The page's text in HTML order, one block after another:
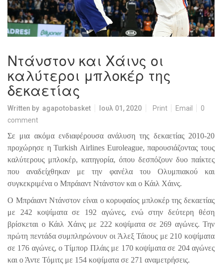
Ντάνστον και Χάινς οι
καλύτεροι μπλοκέρ της
δεκαετίας
Written by agapotobasket Ιουλ 01, 2020 Print Email
0
comment
Σε μια ακόμα ενδιαφέρουσα ανάλυση της δεκαετίας 2010-20
προχώρησε ηTurkish Airlines Euroleague, παρουσιάζοντας τους
καλύτερους μπλοκέρ, κατηγορία, όπου δεσπόζουν δυο παίκτες
που αναδείχθηκαν με την φανέλα του Ολυμπιακού και
συγκεκριμένα ο Μπράιαντ Ντάνστον και ο Κάιλ Χάινς.
Ο Μπράιαντ Ντάνστον είναι ο κορυφαίος μπλοκέρ της δεκαετίας
με 242 κοψίματα σε 192 αγώνες, ενώ στην δεύτερη θέση
βρίσκεται ο Κάιλ Χάινς με 222 κοψίματα σε 269 αγώνες. Την
πρώτη πεντάδα συμπληρώνουν οι Άλεξ Τάιους με 210 κοψίματα
σε 176 αγώνες, ο Τίμπορ Πλάις με 170 κοψίματα σε 204 αγώνες
και ο Άντε Τόμιτς με 154 κοψίματα σε 271 αναμετρήσεις.